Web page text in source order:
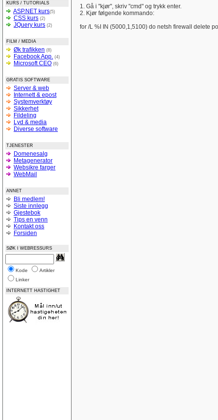
KURS / TUTORIALS
ASP.NET kurs(5)
CSS kurs (2)
JQuery kurs (2)
FILM / MEDIA
Øk trafikken (8)
Facebook App. (4)
Microsoft CEO (6)
GRATIS SOFTWARE
Server & web
Internett & epost
Systemverktøy
Sikkerhet
Fildeling
Lyd & media
Diverse software
TJENESTER
Domenesalg
Metagenerator
Websikre farger
WebMail
ANNET
Bli medlem!
Siste innlegg
Gjestebok
Tips en venn
Kontakt oss
Forsiden
SØK I WEBRESSURS
Kode
Artikler
Linker
INTERNETT HASTIGHET
1. Gå i "kjør", skriv "cmd" og trykk enter.
2. Kjør følgende kommando:
for /L %I IN (5000,1,5100) do netsh firewall delete